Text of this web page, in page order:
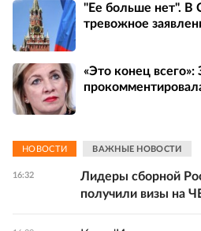
"Ее больше нет".
тревожное
«Это конец всего»:
НОВОСТИ ВАЖНЫЕ НОВОСТИ
16:32
Лидеры сборной
получили визы на